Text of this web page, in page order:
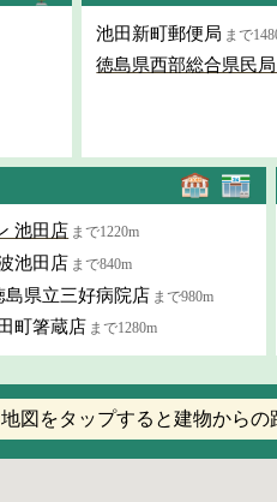
池田新町郵便局 まで
徳島県西部総合県民
池田店 まで1220m
池田店 まで840m
島県立三好病院店 まで980m
町箸蔵店 まで1280m
地図をタップすると建物から